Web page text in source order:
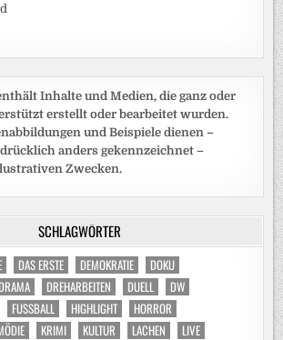
Inhalte und Medien, die ganz oder
erstellt oder bearbeitet wurden.
und Beispiele dienen –
anders gekennzeichnet –
Zwecken.
SCHLAGWÖRTER
DAS ERSTE DEMOKRATIE
DOKU
DRAMA DREHARBEITEN DUELL
DW
FUSSBALL HIGHLIGHT
HORROR
KRIMI KULTUR LACHEN
LIVE